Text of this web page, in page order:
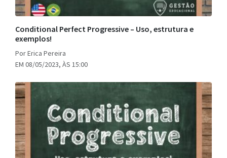
Conditional Perfect Progressive – Uso, estrutura e
exemplos!
Por Erica Pereira
EM 08/05/2023, ÀS 15:00